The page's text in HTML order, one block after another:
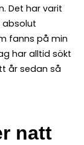
Det har varit
absolut
fanns på min
har alltid sökt
år sedan så
natt